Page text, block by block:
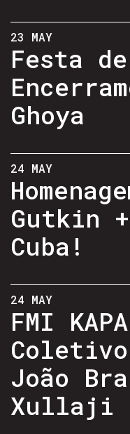
23 MAY
Festa de
Ghoya
24 MAY
Gutkin
Cuba!
24 MAY
FMI
João
Xullaji